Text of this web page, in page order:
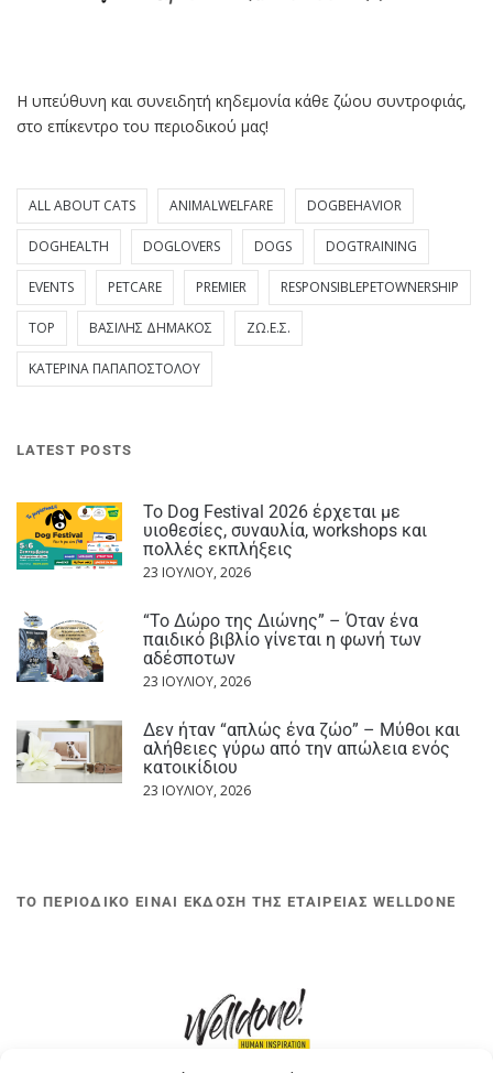
Η υπεύθυνη και συνειδητή κηδεμονία κάθε ζώου συντροφιάς,
στο επίκεντρο του περιοδικού μας!
ALL ABOUT CATS ANIMALWELFARE DOGBEHAVIOR
DOGHEALTH DOGLOVERS DOGS DOGTRAINING
EVENTS PETCARE PREMIER RESPONSIBLEPETOWNERSHIP
TOP ΒΑΣΊΛΗΣ ΔΗΜΆΚΟΣ ΖΩ.Ε.Σ.
ΚΑΤΕΡΊΝΑ ΠΑΠΑΠΟΣΤΌΛΟΥ
LATEST POSTS
Το Dog Festival 2026 έρχεται με
υιοθεσίες, συναυλία, workshops και
πολλές εκπλήξεις
23 ΙΟΥΛΊΟΥ, 2026
“Το Δώρο της Διώνης” – Όταν ένα
παιδικό βιβλίο γίνεται η φωνή των
αδέσποτων
23 ΙΟΥΛΊΟΥ, 2026
Δεν ήταν “απλώς ένα ζώο” – Μύθοι και
αλήθειες γύρω από την απώλεια ενός
κατοικίδιου
23 ΙΟΥΛΊΟΥ, 2026
ΤΟ ΠΕΡΙΟΔΙΚΟ ΕΙΝΑΙ ΕΚΔΟΣΗ ΤΗΣ ΕΤΑΙΡΕΙΑΣ WELLDONE